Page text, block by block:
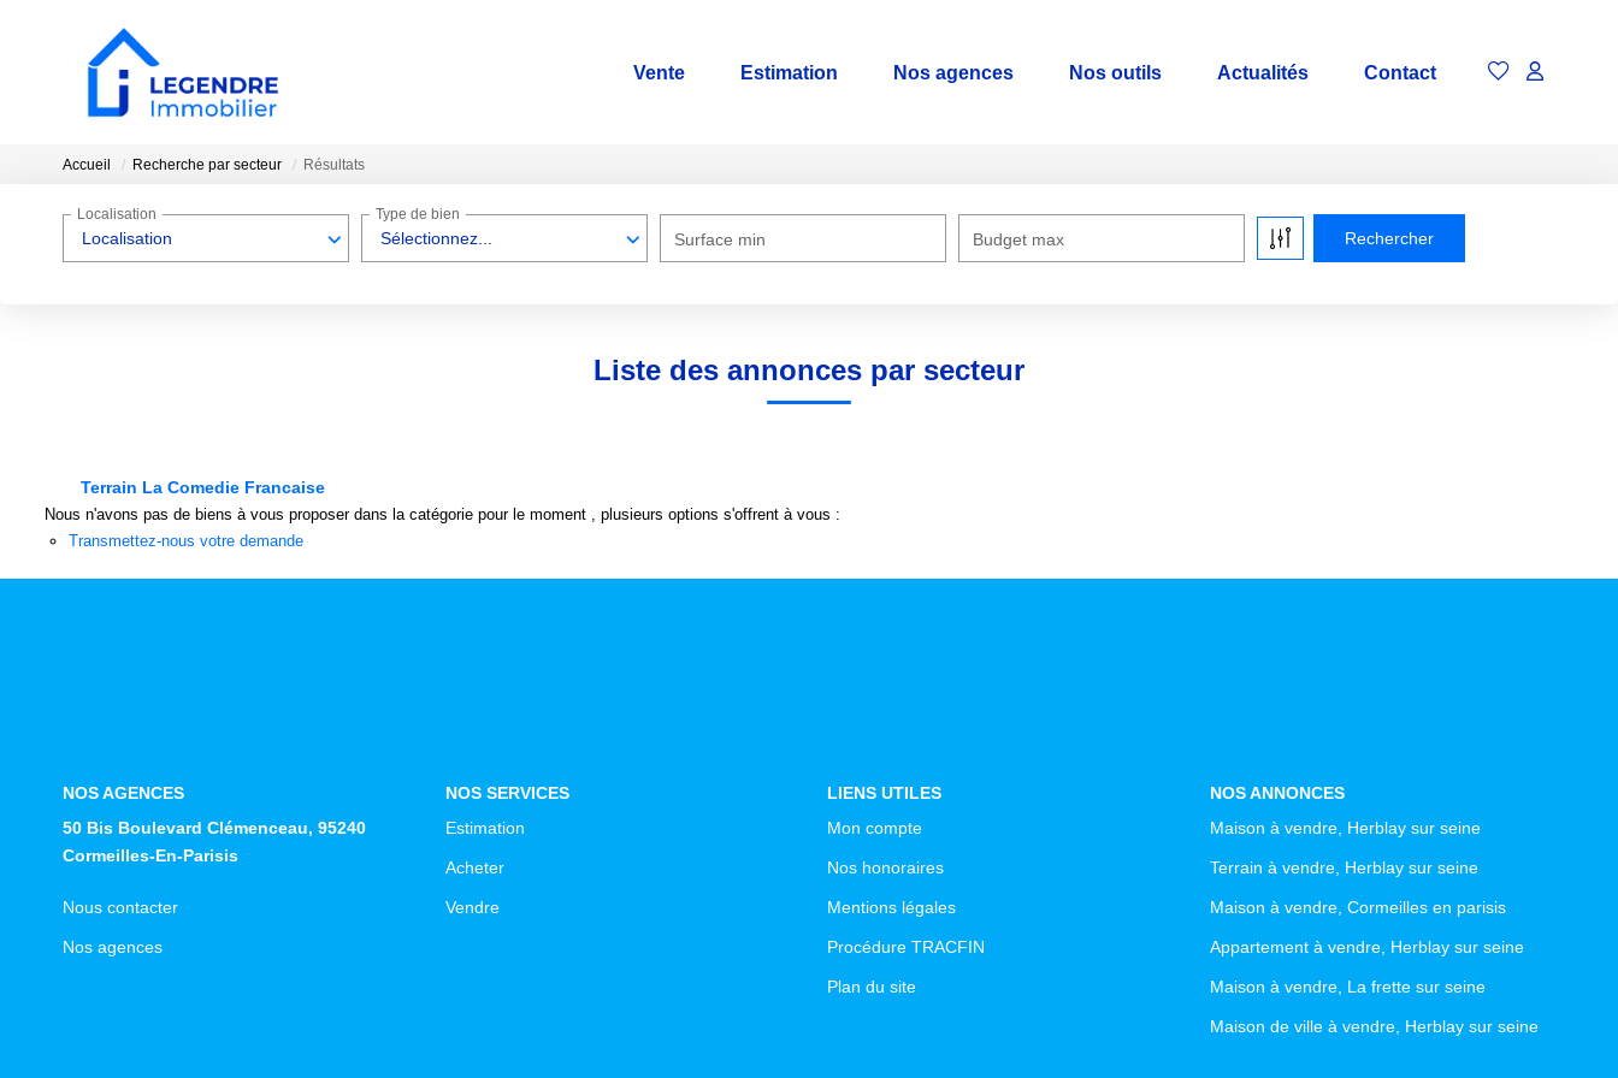
Vente Estimation Nos agences Nos outils Actualités Contact
Accueil Recherche par secteur Résultats
Localisation
Localisation
Sélectionnez...
Type de bien
Surface min Budget max
Liste des annonces par secteur
Terrain La Comedie Francaise
Nous n'avons pas de biens à vous proposer dans la catégorie pour le moment , plusieurs options s'offrent à vous :
Transmettez-nous votre demande
NOS AGENCES
50 Bis Boulevard Clémenceau, 95240
Cormeilles-En-Parisis
Nous contacter
Nos agences
NOS SERVICES
Estimation
Acheter
Vendre
LIENS UTILES
Mon compte
Nos honoraires
Mentions légales
Procédure TRACFIN
Plan du site
NOS ANNONCES
Maison à vendre, Herblay sur seine
Terrain à vendre, Herblay sur seine
Maison à vendre, Cormeilles en parisis
Appartement à vendre, Herblay sur seine
Maison à vendre, La frette sur seine
Maison de ville à vendre, Herblay sur seine